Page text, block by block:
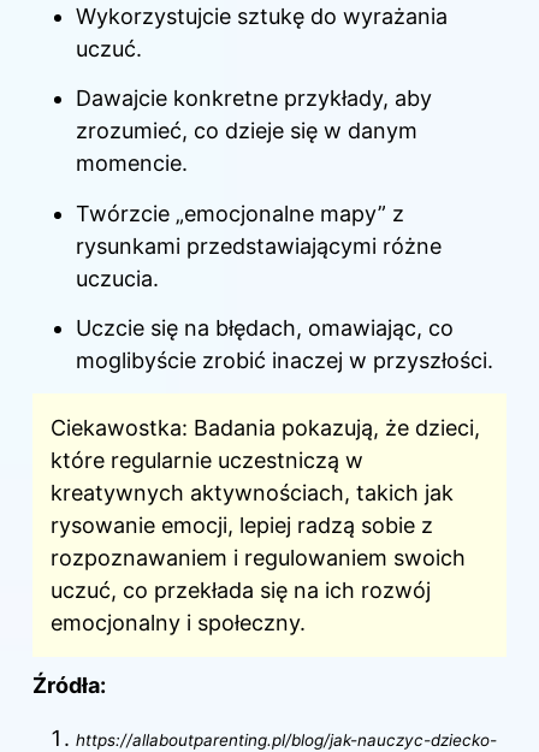
Wykorzystujcie sztukę do wyrażania
uczuć.
Dawajcie konkretne przykłady, aby
zrozumieć, co dzieje się w danym
momencie.
Twórzcie „emocjonalne mapy” z
rysunkami przedstawiającymi różne
uczucia.
Uczcie się na błędach, omawiając, co
moglibyście zrobić inaczej w przyszłości.
Ciekawostka: Badania pokazują, że dzieci,
które regularnie uczestniczą w
kreatywnych aktywnościach, takich jak
rysowanie emocji, lepiej radzą sobie z
rozpoznawaniem i regulowaniem swoich
uczuć, co przekłada się na ich rozwój
emocjonalny i społeczny.
Źródła:
https://allaboutparenting.pl/blog/jak-nauczyc-dziecko-